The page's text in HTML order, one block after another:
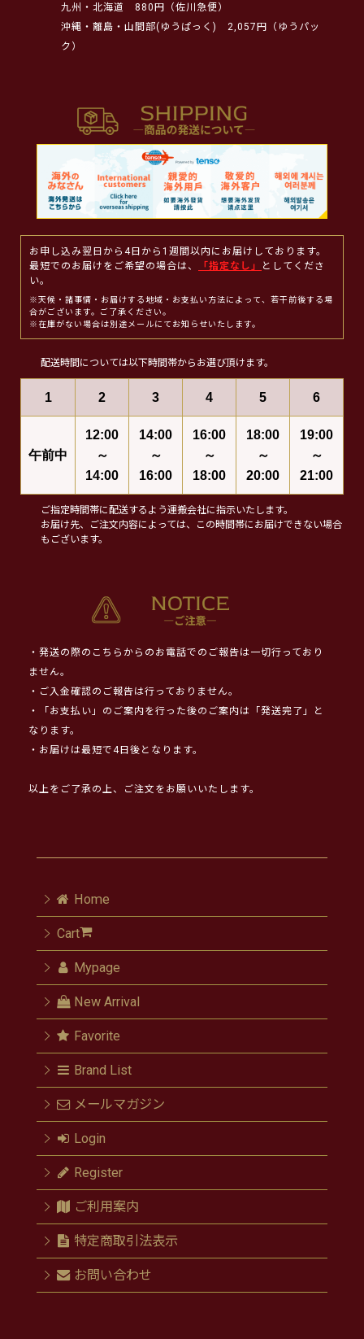
九州・北海道
880円（佐川急便）
沖縄・離島・山間部(ゆうぱっく)
2,057円（ゆうパッ
ク）
お申し込み翌日から4日から1週間以内にお届けしております。
最短でのお届けをご希望の場合は、
「指定なし」
としてくださ
い。
※天候・諸事情・お届けする地域・お支払い方法によって、若干前後する場
合がございます。ご了承ください。
※在庫がない場合は別途メールにてお知らせいたします。
配送時間については以下時間帯からお選び頂けます。
1 2 3 4 5 6
午前中
12:00
～
14:00
14:00
～
16:00
16:00
～
18:00
18:00
～
20:00
19:00
～
21:00
ご指定時間帯に配送するよう運搬会社に指示いたします。
お届け先、ご注文内容によっては、この時間帯にお届けできない場合
もございます。
・発送の際のこちらからのお電話でのご報告は一切行っており
ません。
・ご入金確認のご報告は行っておりません。
・「お支払い」のご案内を行った後のご案内は「発送完了」と
なります。
・お届けは最短で4日後となります。
以上をご了承の上、ご注文をお願いいたします。
Home
Cart
Mypage
New Arrival
Favorite
Brand List
メールマガジン
Login
Register
ご利用案内
特定商取引法表示
お問い合わせ